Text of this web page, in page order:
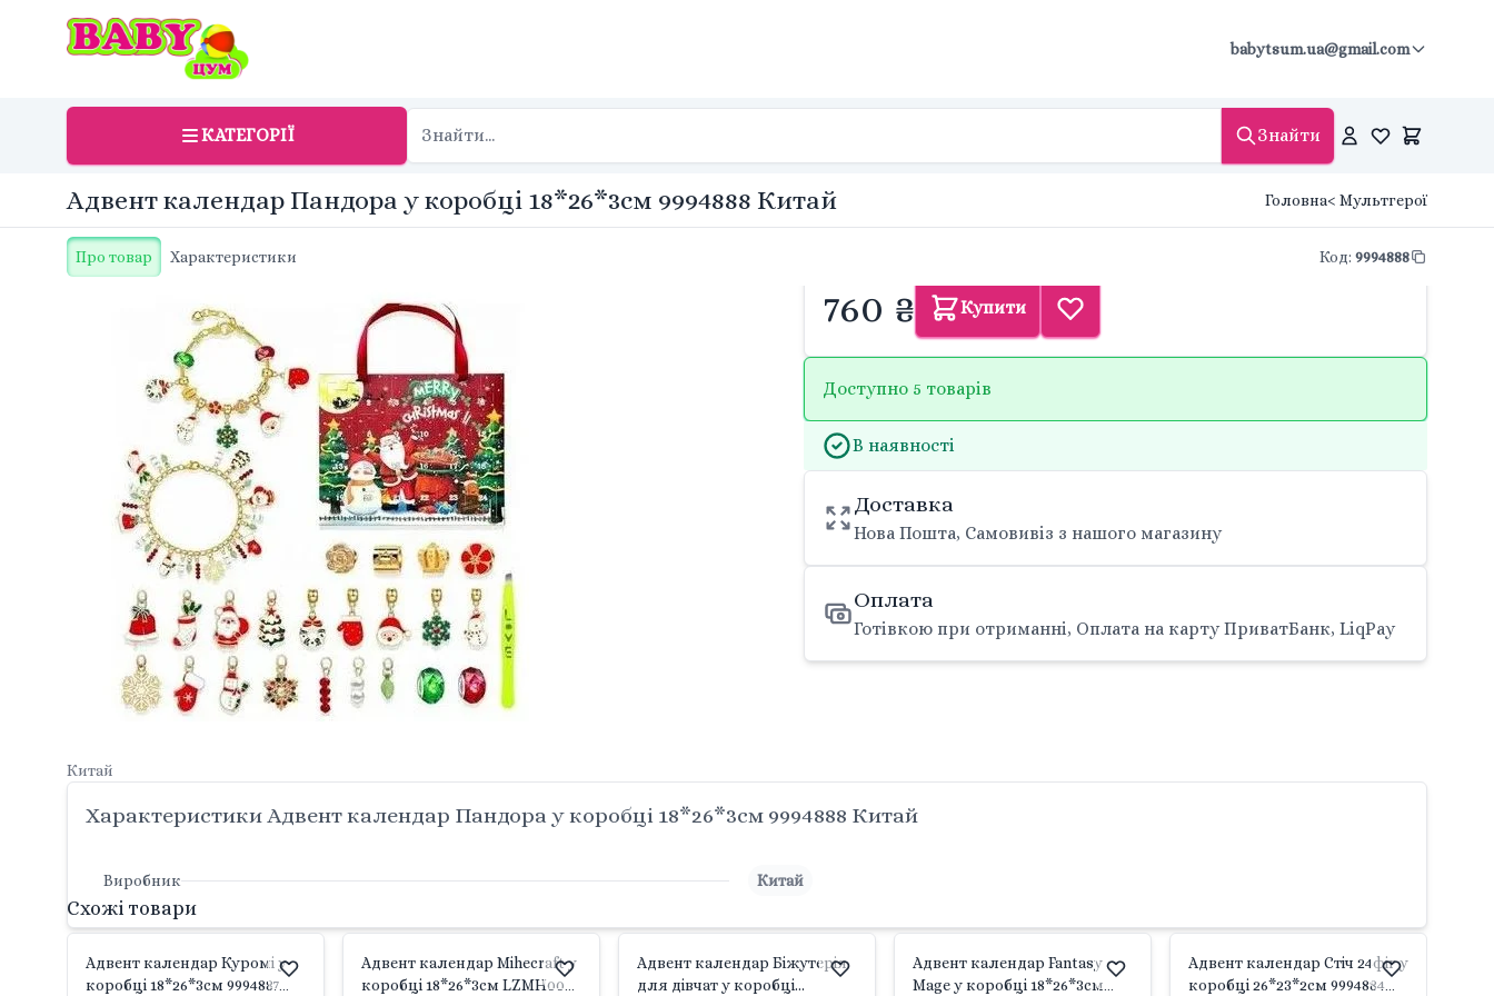
babytsum.ua@gmail.com
КАТЕГОРІЇ Знайти
Адвент календар Пандора у коробці 18*26*3см 9994888 Китай Головна< Мультгерої
Про товар Характеристики Код: 9994888
Китай
760 ₴ Купити
Доступно 5 товарів
В наявності
Доставка
Нова Пошта, Самовивіз з нашого магазину
Оплата
Готівкою при отриманні, Оплата на карту ПриватБанк, LiqPay
Характеристики Адвент календар Пандора у коробці 18*26*3см 9994888 Китай
Виробник Китай
Схожі товари
Адвент календар Куромі у
коробці 18*26*3см 9994887
Адвент календар Mihecraft у
коробці 18*26*3см LZMH009-
Адвент календар Біжутерія
для дівчат у коробці
Адвент календар Fantasy
Mage у коробці 18*26*3см
Адвент календар Стіч 24фіг у
коробці 26*23*2см 9994884